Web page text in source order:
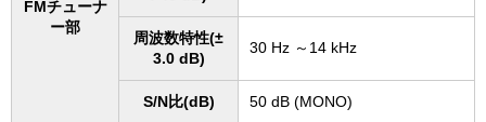
FMチューナ
ー部
周波数特性(±
3.0 dB)
30 Hz ～14 kHz
S/N比(dB) 50 dB (MONO)